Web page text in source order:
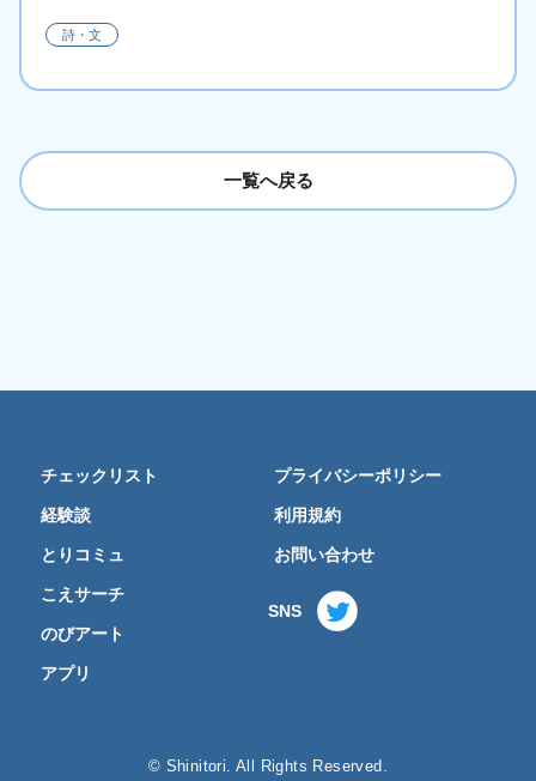
詩・文
一覧へ戻る
チェックリスト
経験談
とりコミュ
こえサーチ
のびアート
アプリ
プライバシーポリシー
利用規約
お問い合わせ
SNS
© Shinitori. All Rights Reserved.